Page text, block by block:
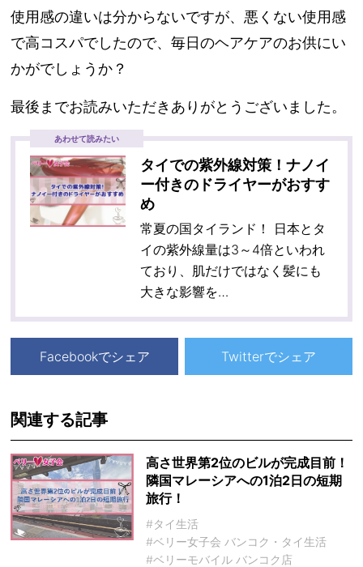
使用感の違いは分からないですが、悪くない使用感
で高コスパでしたので、毎日のヘアケアのお供にい
かがでしょうか？
最後までお読みいただきありがとうございました。
あわせて読みたい
タイでの紫外線対策！ナノイ
ー付きのドライヤーがおすす
め
常夏の国タイランド！ 日本とタ
イの紫外線量は3～4倍といわれ
ており、肌だけではなく髪にも
大きな影響を…
Facebookでシェア Twitterでシェア
関連する記事
高さ世界第2位のビルが完成目前！
隣国マレーシアへの1泊2日の短期
旅行！
#タイ生活
#ベリー女子会 バンコク・タイ生活
#ベリーモバイル バンコク店